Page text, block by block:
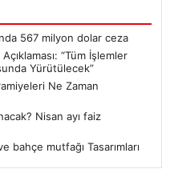
567 milyon dolar ceza
“Tüm İşlemler
Yürütülecek”
Ne Zaman
Nisan ayı faiz
bahçe mutfağı Tasarımları